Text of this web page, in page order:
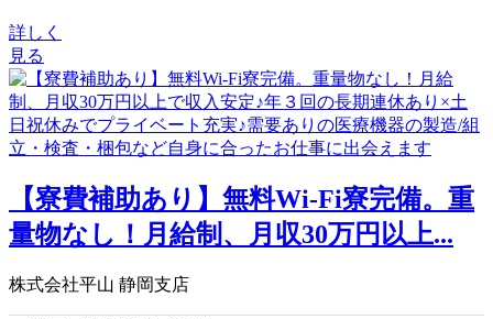
詳しく
見る
【寮費補助あり】無料Wi-Fi寮完備。重
量物なし！月給制、月収30万円以上...
株式会社平山 静岡支店